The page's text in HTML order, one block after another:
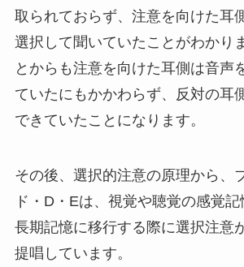
取られておらず、注意を向けた耳
選択して聞いていたことがわかり
とからも注意を向けた耳側は音声
ていたにもかかわらず、反対の耳
できていたことになります。
その後、選択的注意の原理から、
ド・D・Eは、視覚や聴覚の感覚
長期記憶に移行する際に選択注意
提唱しています。